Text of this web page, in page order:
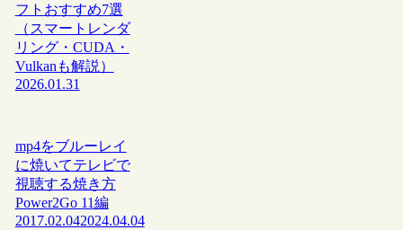
フトおすすめ7選
（スマートレンダ
リング・CUDA・
Vulkanも解説）
2026.01.31
mp4をブルーレイ
に焼いてテレビで
視聴する焼き方
Power2Go 11編
2017.02.042024.04.04